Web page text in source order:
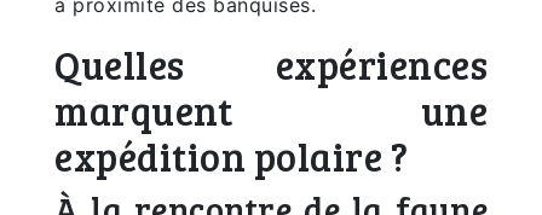
à proximité des banquises.
Quelles expériences
marquent une
expédition polaire ?